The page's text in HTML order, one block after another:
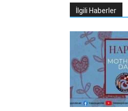
İlgili Haberler